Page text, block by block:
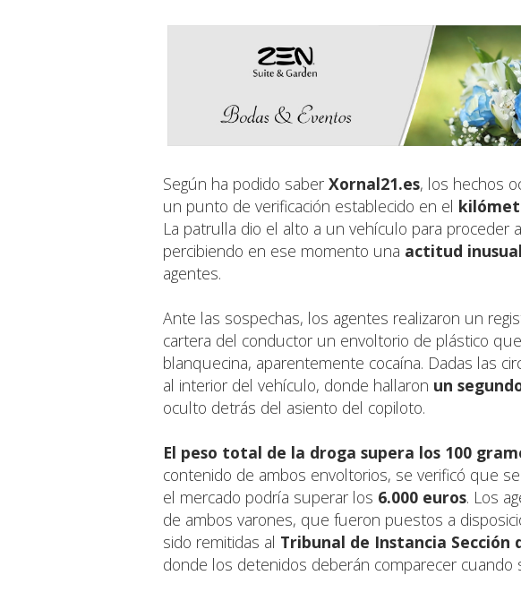
Según ha podido saber Xornal21.es, los hechos
un punto de verificación establecido en el
La patrulla dio el alto a un vehículo para proceder
percibiendo en ese momento una actitud inusual
agentes.
Ante las sospechas, los agentes realizaron un
cartera del conductor un envoltorio de plástico
blanquecina, aparentemente cocaína. Dadas las
al interior del vehículo, donde hallaron un
oculto detrás del asiento del copiloto.
El peso total de la droga supera los 100
contenido de ambos envoltorios, se verificó que
el mercado podría superar los 6.000 euros. Los
de ambos varones, que fueron puestos a
sido remitidas al Tribunal de Instancia Sección
donde los detenidos deberán comparecer cuando